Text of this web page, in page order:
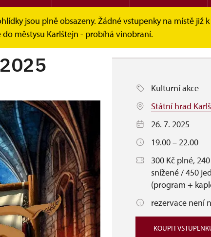
jsou plně obsazeny. Žádné vstupenky na místě již
do městysu Karlštejn - probíhá vinobraní.
Kulturní akce
Státní hrad
26. 7. 2025
19.00 – 22.00
300 Kč plné,
snížené / 450
(program +
rezervace není
KOUPIT